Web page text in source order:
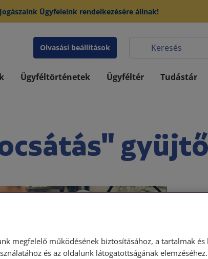
Ügyfeleink rendelkezésére állnak!
Olvasási beállítások
Ügyféltörténetek Ügyféltér Tudástár
gyüjtő
megfelelő működésének biztosításához, a tartalmak és
és az oldalunk látogatottságának